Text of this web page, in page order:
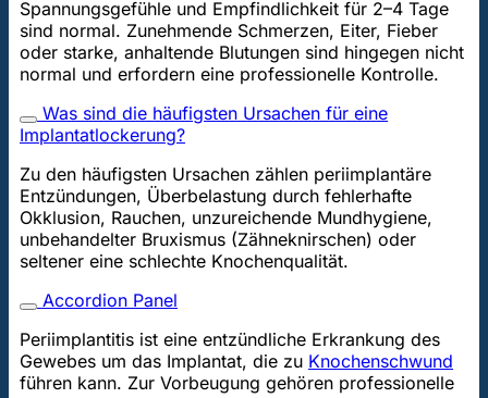
Spannungsgefühle und Empfindlichkeit für 2–4 Tage
sind normal. Zunehmende Schmerzen, Eiter, Fieber
oder starke, anhaltende Blutungen sind hingegen nicht
normal und erfordern eine professionelle Kontrolle.
Was sind die häufigsten Ursachen für eine
Implantatlockerung?
Zu den häufigsten Ursachen zählen periimplantäre
Entzündungen, Überbelastung durch fehlerhafte
Okklusion, Rauchen, unzureichende Mundhygiene,
unbehandelter Bruxismus (Zähneknirschen) oder
seltener eine schlechte Knochenqualität.
Accordion Panel
Periimplantitis ist eine entzündliche Erkrankung des
Gewebes um das Implantat, die zu Knochenschwund
führen kann. Zur Vorbeugung gehören professionelle